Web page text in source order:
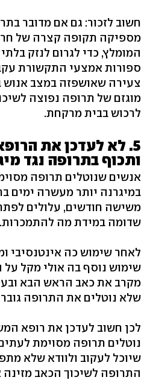
חשוב לזכור: גם אם מדובר
מספיקה תקופה קצרה של
המומלץ, כדי לגרום לנזק
ספורות אמצעי התקשורת
צעירה שאושפזה במצב אנוש
מוגזם של תרופה נפוצה
לרכוש בבית מרקחת.
5. לא לעדכן את
ותכוף בתרופה נגד
אנשים שנוטלים תרופה
במיגרנה יותר מעשרה ימים
משישה חודשים, עלולים
שדומה במידת מה להתמכרות.
לאחר שימוש כה אינטנסיבי
שימוש נוסף בה אולי מקל על
מקרב את כאב הראש הבא
שלא נוטלים את התרופה
לכן חשוב לעדכן את רופא
נוטלים תרופה מסוימת לעתים
שיוכל לעקוב ולוודא שלא
התרופה לשיכוך הכאב